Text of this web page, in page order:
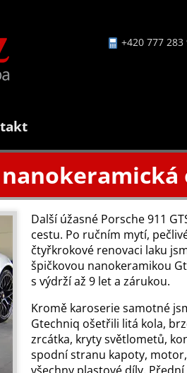
+420 777 283
Další úžasné Porsche 911
cestu. Po ručním mytí,
čtyřkrokové renovaci laku
špičkovou nanokeramikou
s výdrží až 9 let a zárukou.
Kromě karoserie samotné
Gtechniq ošetřili litá kola,
zrcátka, kryty světlometů,
spodní stranu kapoty, motor,